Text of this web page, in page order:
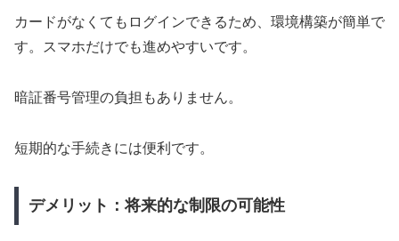
カードがなくてもログインできるため、環境構築が簡単で
す。スマホだけでも進めやすいです。
暗証番号管理の負担もありません。
短期的な手続きには便利です。
デメリット：将来的な制限の可能性